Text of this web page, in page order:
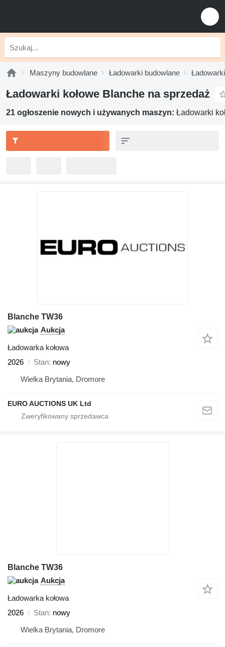
Maszyny budowlane Ładowarki budowlane
Ładowarki kołowe Blanche na sprzedaż
21 ogłoszenie nowych i używanych maszyn: Ładowarki
Blanche TW36
Aukcja
Ładowarka kołowa
2026
Stan nowy
Wielka Brytania, Dromore
EURO AUCTIONS UK Ltd
Blanche TW36
Aukcja
Ładowarka kołowa
2026
Stan nowy
Wielka Brytania, Dromore